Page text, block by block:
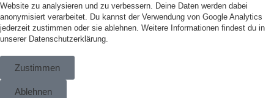
Website zu analysieren und zu verbessern. Deine Daten werden dabei
anonymisiert verarbeitet. Du kannst der Verwendung von Google Analytics
jederzeit zustimmen oder sie ablehnen. Weitere Informationen findest du in
unserer Datenschutzerklärung.
Zustimmen
Ablehnen